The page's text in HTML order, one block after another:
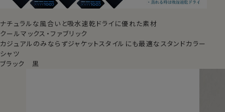
ナチュラルな風合いと吸水速乾ドライに優れた素材
クールマックス・ファブリック
カジュアルのみならずジャケットスタイルにも最適なスタンドカラー
シャツ
ブラック 黒